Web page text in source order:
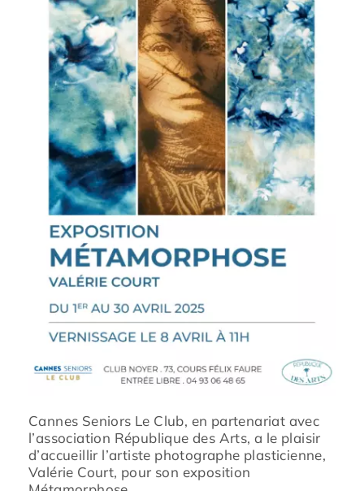
Prévention
Restauration
Actualité
Avantages
Cannes Seniors Le Club, en partenariat avec
l’association République des Arts, a le plaisir
d’accueillir l’artiste photographe plasticienne,
Valérie Court, pour son exposition